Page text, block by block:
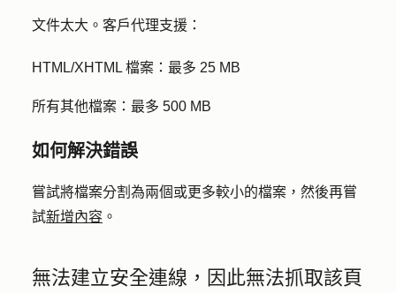
文件太大。客戶代理支援：
HTML/XHTML 檔案 ：最多 25 MB
所有其他檔案 ：最多 500 MB
如何解決錯誤
嘗試將檔案分割為兩個或更多較小的檔案，然後再嘗
試新增內容 。
無法建立安全連線，因此無法抓取該頁